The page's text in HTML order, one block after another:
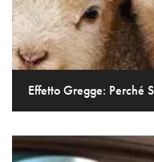
Effetto Gregge: Perché